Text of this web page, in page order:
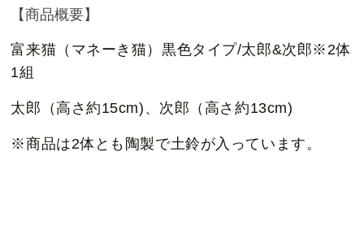
【商品概要】
富来猫（マネーき猫）黒色タイプ/太郎&次郎※2体
1組
太郎（高さ約15cm)、次郎（高さ約13cm)
※商品は2体とも陶製で土鈴が入っています。